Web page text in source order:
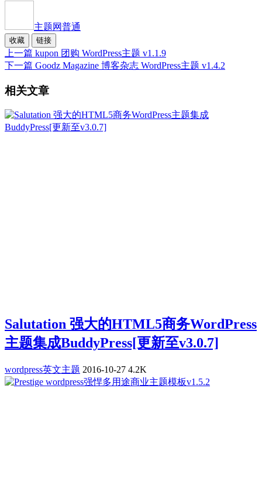
主题网普通
收藏 链接
上一篇 kupon 团购 WordPress主题 v1.1.9
下一篇 Goodz Magazine 博客杂志 WordPress主题 v1.4.2
相关文章
Salutation 强大的HTML5商务WordPress
主题集成BuddyPress[更新至v3.0.7]
wordpress英文主题 2016-10-27 4.2K